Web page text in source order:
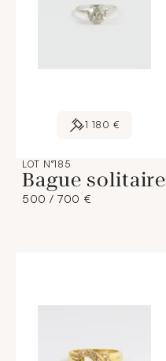
1 180 €
LOT N°185
Bague solitaire
500 / 700 €